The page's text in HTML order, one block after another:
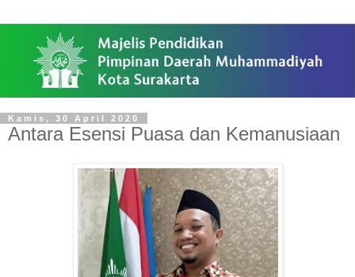
Kamis, 30 April 2020
Antara Esensi Puasa dan Kemanusiaan